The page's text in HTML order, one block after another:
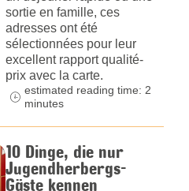
sortie en famille, ces
adresses ont été
sélectionnées pour leur
excellent rapport qualité-
prix avec la carte.
estimated reading time: 2
minutes
10 Dinge, die nur
Jugendherbergs-
Gäste kennen